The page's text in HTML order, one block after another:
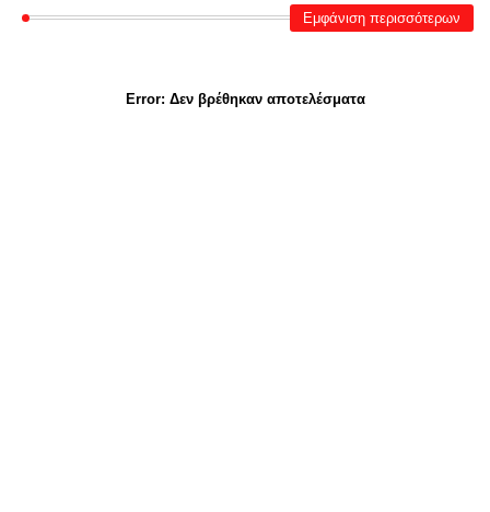
Εμφάνιση περισσότερων
Error: Δεν βρέθηκαν αποτελέσματα